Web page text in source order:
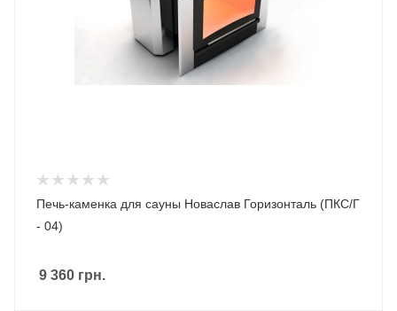
Печь-каменка для сауны Новаслав Горизонталь (ПКС/Г
- 04)
9 360 грн.